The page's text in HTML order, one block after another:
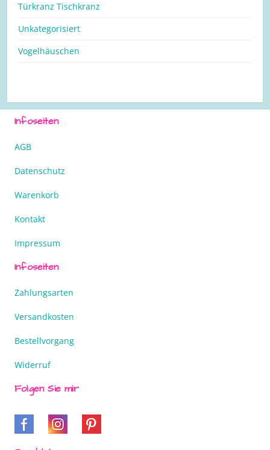
Türkranz Tischkranz
Unkategorisiert
Vogelhäuschen
Infoseiten
AGB
Datenschutz
Warenkorb
Kontakt
Impressum
Infoseiten
Zahlungsarten
Versandkosten
Bestellvorgang
Widerruf
Folgen Sie mir